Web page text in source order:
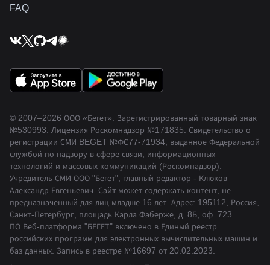
FAQ
© 2007–2026 ООО «Бегет». Зарегистрированный товарный знак
№530993. Лицензия Роскомнадзор №171835. Свидетельство о
регистрации СМИ BEGET №ФС77-71934, выданное Федеральной
службой по надзору в сфере связи, информационных
технологий и массовых коммуникаций (Роскомнадзор).
Учредитель СМИ ООО "Бегет", главный редактор - Клюков
Александр Евгеньевич. Сайт может содержать контент, не
предназначенный для лиц младше 16 лет. Адрес: 195112, Россия,
Санкт-Петербург, площадь Карла Фаберже, д. 8Б, оф. 723.
ПО Веб-платформа "БЕГЕТ" включено в Единый реестр
российских программ для электронных вычислительных машин и
баз данных. Запись в реестре №16697 от 20.02.2023.